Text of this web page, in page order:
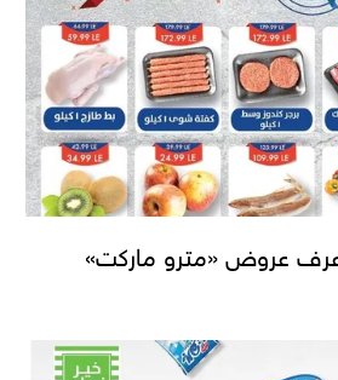
اعرف عروض «مترو ماركت»